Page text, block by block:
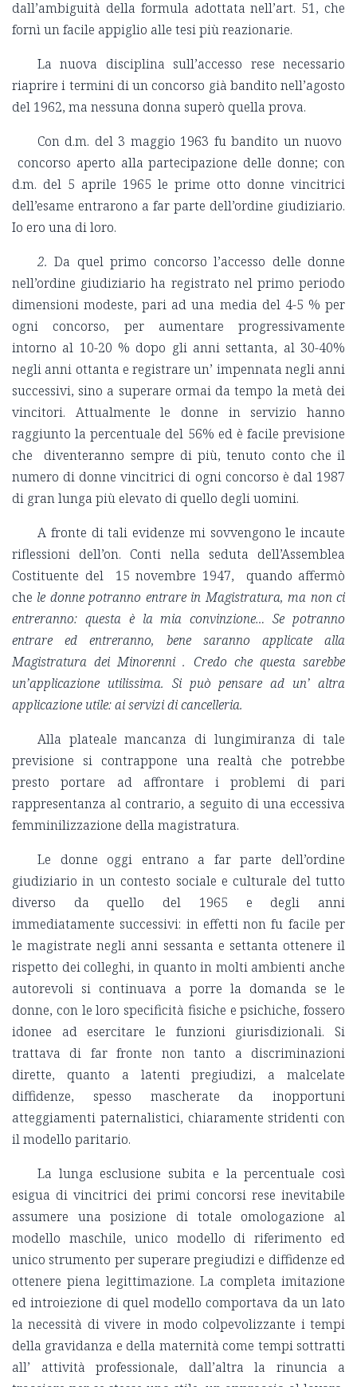
dall’ambiguità della formula adottata nell’art. 51, che
fornì un facile appiglio alle tesi più reazionarie.
La nuova disciplina sull’accesso rese necessario
riaprire i termini di un concorso già bandito nell’agosto
del 1962, ma nessuna donna superò quella prova.
Con d.m. del 3 maggio 1963 fu bandito un nuovo
concorso aperto alla partecipazione delle donne; con
d.m. del 5 aprile 1965 le prime otto donne vincitrici
dell’esame entrarono a far parte dell’ordine giudiziario.
Io ero una di loro.
2.Da quel primo concorso l’accesso delle donne
nell’ordine giudiziario ha registrato nel primo periodo
dimensioni modeste, pari ad una media del 4-5 % per
ogni concorso, per aumentare progressivamente
intorno al 10-20 % dopo gli anni settanta, al 30-40%
negli anni ottanta e registrare un’ impennata negli anni
successivi, sino a superare ormai da tempo la metà dei
vincitori. Attualmente le donne in servizio hanno
raggiunto la percentuale del 56% ed è facile previsione
che diventeranno sempre di più, tenuto conto che il
numero di donne vincitrici di ogni concorso è dal 1987
di gran lunga più elevato di quello degli uomini.
A fronte di tali evidenze mi sovvengono le incaute
riflessioni dell’on. Conti nella seduta dell’Assemblea
Costituente del 15 novembre 1947, quando affermò
che le donne potranno entrare in Magistratura, ma non ci
entreranno: questa è la mia convinzione… Se potranno
entrare ed entreranno, bene saranno applicate alla
Magistratura dei Minorenni . Credo che questa sarebbe
un’applicazione utilissima. Si può pensare ad un’ altra
applicazione utile: ai servizi di cancelleria.
Alla plateale mancanza di lungimiranza di tale
previsione si contrappone una realtà che potrebbe
presto portare ad affrontare i problemi di pari
rappresentanza al contrario, a seguito di una eccessiva
femminilizzazione della magistratura.
Le donne oggi entrano a far parte dell’ordine
giudiziario in un contesto sociale e culturale del tutto
diverso da quello del 1965 e degli anni
immediatamente successivi: in effetti non fu facile per
le magistrate negli anni sessanta e settanta ottenere il
rispetto dei colleghi, in quanto in molti ambienti anche
autorevoli si continuava a porre la domanda se le
donne, con le loro specificità fisiche e psichiche, fossero
idonee ad esercitare le funzioni giurisdizionali. Si
trattava di far fronte non tanto a discriminazioni
dirette, quanto a latenti pregiudizi, a malcelate
diffidenze, spesso mascherate da inopportuni
atteggiamenti paternalistici, chiaramente stridenti con
il modello paritario.
La lunga esclusione subita e la percentuale così
esigua di vincitrici dei primi concorsi rese inevitabile
assumere una posizione di totale omologazione al
modello maschile, unico modello di riferimento ed
unico strumento per superare pregiudizi e diffidenze ed
ottenere piena legittimazione. La completa imitazione
ed introiezione di quel modello comportava da un lato
la necessità di vivere in modo colpevolizzante i tempi
della gravidanza e della maternità come tempi sottratti
all’ attività professionale, dall’altra la rinuncia a